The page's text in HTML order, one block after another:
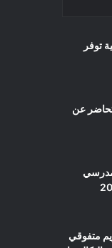
توفر
عن
متفوقي